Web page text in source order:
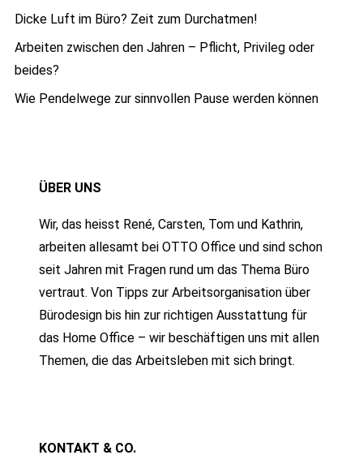
Dicke Luft im Büro? Zeit zum Durchatmen!
Arbeiten zwischen den Jahren – Pflicht, Privileg oder
beides?
Wie Pendelwege zur sinnvollen Pause werden können
ÜBER UNS
Wir, das heisst René, Carsten, Tom und Kathrin,
arbeiten allesamt bei OTTO Office und sind schon
seit Jahren mit Fragen rund um das Thema Büro
vertraut. Von Tipps zur Arbeitsorganisation über
Bürodesign bis hin zur richtigen Ausstattung für
das Home Office – wir beschäftigen uns mit allen
Themen, die das Arbeitsleben mit sich bringt.
KONTAKT & CO.